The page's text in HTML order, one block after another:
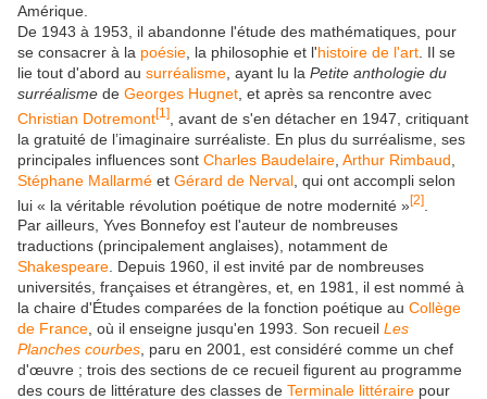
Amérique.
De 1943 à 1953, il abandonne l'étude des mathématiques, pour
se consacrer à la poésie , la philosophie et l'histoire de l'art . Il se
lie tout d'abord au surréalisme , ayant lu la Petite anthologie du
surréalisme de Georges Hugnet , et après sa rencontre avec
Christian Dotremont[1 ]
, avant de s'en détacher en 1947, critiquant
la gratuité de l’imaginaire surréaliste. En plus du surréalisme, ses
principales influences sont Charles Baudelaire Arthur Rimbaud
Stéphane Mallarmé et Gérard de Nerval , qui ont accompli selon
lui « la véritable révolution poétique de notre modernité »[2]
Par ailleurs, Yves Bonnefoy est l'auteur de nombreuses
traductions (principalement anglaises), notamment de
Shakespeare. Depuis 1960, il est invité par de nombreuses
universités, françaises et étrangères, et, en 1981, il est nommé à
la chaire d'Études comparées de la fonction poétique au Collège
de France, où il enseigne jusqu'en 1993. Son recueil Les
Planches courbes, paru en 2001, est considéré comme un chef
d'œuvre ; trois des sections de ce recueil figurent au programme
des cours de littérature des classes de Terminale littéraire pour